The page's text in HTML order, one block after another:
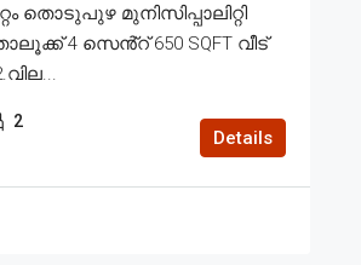
തൊടുപുഴ മുനിസിപ്പാലിറ്റി
4 സെൻ്റ് 650 SQFT വീട്
2
Details